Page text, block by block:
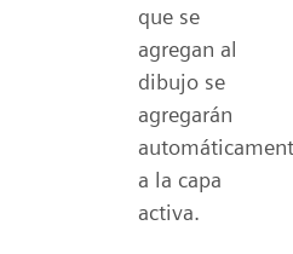
que se
agregan al
dibujo se
agregarán
a la capa
activa.